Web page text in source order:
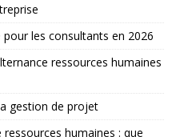
pour les consultants en 2026
ressources humaines
gestion de projet
humaines : que